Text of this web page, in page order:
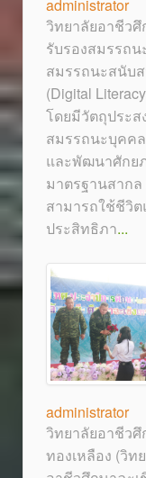
administrator
วิทยาลัยอาชีวศึ
รับรองสมรรถ
สมรรถนะสนับ
(Digital
โดยมีวัตถุประส
สมรรถนะบุคค
และพัฒนาศักย
มาตรฐานสาก
สามารถใช้ชีวิ
ประสิทธิภา...
administrator
วิทยาลัยอาชีวศึ
ทองเหลือง (วิท